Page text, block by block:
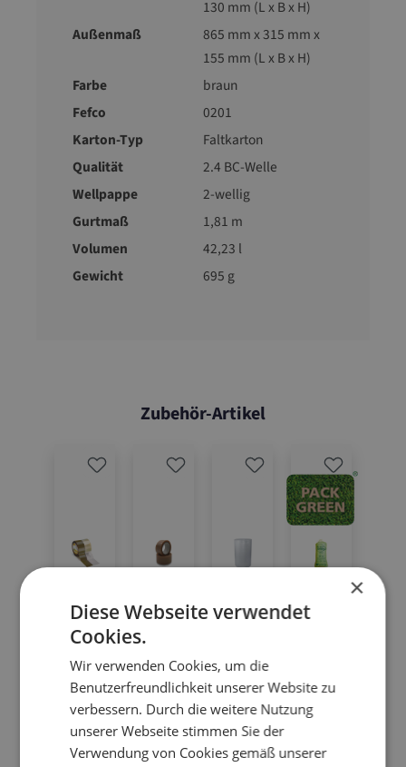
130 mm (L x B x H)
Außenmaß
865 mm x 315 mm x
155 mm (L x B x H)
Farbe
braun
Fefco
0201
Karton-Typ
Faltkarton
Qualität
2.4 BC-Welle
Wellpappe
2-wellig
Gurtmaß
1,81 m
Volumen
42,23 l
Gewicht
695 g
Zubehör-Artikel
03.P
P500
1/82
2
03.P
VC50
02
05.L
P120
150
06.F
P400
×
Diese Webseite verwendet
Cookies.
Wir verwenden Cookies, um die
Benutzerfreundlichkeit unserer Website zu
verbessern. Durch die weitere Nutzung
unserer Webseite stimmen Sie der
Verwendung von Cookies gemäß unserer